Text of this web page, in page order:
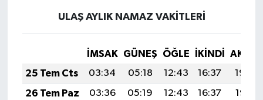
ULAŞ AYLIK NAMAZ VAKITLERI
İMSAK GÜNEŞ ÖĞLE İKINDI
25 Tem Cts
03:34 05:18 12:43 16:37
19:59
26 Tem Paz
03:36 05:19 12:43 16:37
19:58